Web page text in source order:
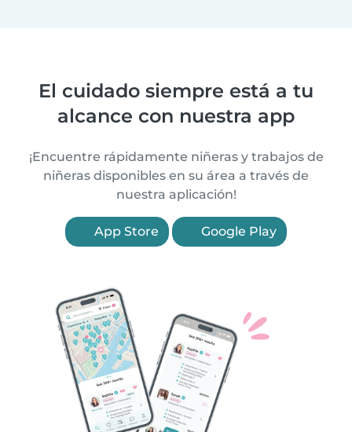
El cuidado siempre está a tu
alcance con nuestra app
¡Encuentre rápidamente niñeras y trabajos de
niñeras disponibles en su área a través de
nuestra aplicación!
App Store Google Play